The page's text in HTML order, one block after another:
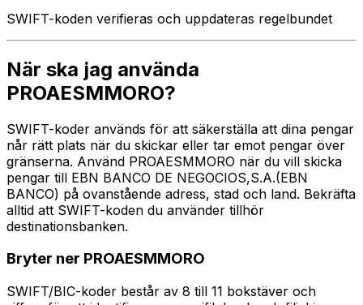
SWIFT-koden verifieras och uppdateras regelbundet
När ska jag använda
PROAESMMORO?
SWIFT-koder används för att säkerställa att dina pengar
når rätt plats när du skickar eller tar emot pengar över
gränserna. Använd PROAESMMORO när du vill skicka
pengar till EBN BANCO DE NEGOCIOS,S.A.(EBN
BANCO) på ovanstående adress, stad och land. Bekräfta
alltid att SWIFT-koden du använder tillhör
destinationsbanken.
Bryter ner PROAESMMORO
SWIFT/BIC-koder består av 8 till 11 bokstäver och